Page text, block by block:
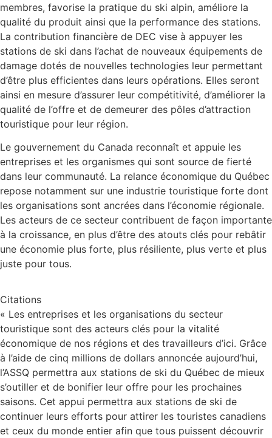
membres, favorise la pratique du ski alpin, améliore la
qualité du produit ainsi que la performance des stations.
La contribution financière de DEC vise à appuyer les
stations de ski dans l’achat de nouveaux équipements de
damage dotés de nouvelles technologies leur permettant
d’être plus efficientes dans leurs opérations. Elles seront
ainsi en mesure d’assurer leur compétitivité, d’améliorer la
qualité de l’offre et de demeurer des pôles d’attraction
touristique pour leur région.
Le gouvernement du Canada reconnaît et appuie les
entreprises et les organismes qui sont source de fierté
dans leur communauté. La relance économique du Québec
repose notamment sur une industrie touristique forte dont
les organisations sont ancrées dans l’économie régionale.
Les acteurs de ce secteur contribuent de façon importante
à la croissance, en plus d’être des atouts clés pour rebâtir
une économie plus forte, plus résiliente, plus verte et plus
juste pour tous.
Citations
« Les entreprises et les organisations du secteur
touristique sont des acteurs clés pour la vitalité
économique de nos régions et des travailleurs d’ici. Grâce
à l’aide de cinq millions de dollars annoncée aujourd’hui,
l’ASSQ permettra aux stations de ski du Québec de mieux
s’outiller et de bonifier leur offre pour les prochaines
saisons. Cet appui permettra aux stations de ski de
continuer leurs efforts pour attirer les touristes canadiens
et ceux du monde entier afin que tous puissent découvrir